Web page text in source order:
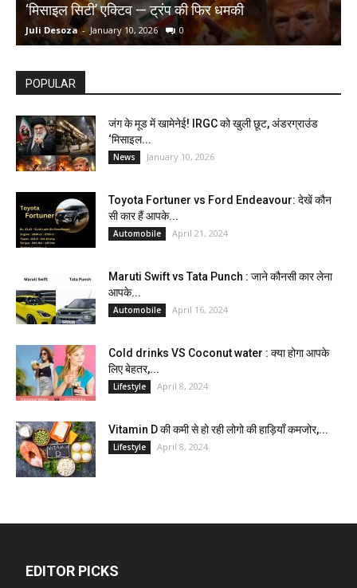
‘मिसाइल सिटी’ एक्टिव — ट्रंप की फिर धमकी
Juli Desoza - January 10, 2026 0
POPULAR
जंग के मूड में खामेनेई! IRGC को खुली छूट, अंडरग्राउंड
‘मिसाइल...
News January 10, 2026
Toyota Fortuner vs Ford Endeavour: देखें कौन
सी कार हैं आपके...
Automobile April 21, 2024
Maruti Swift vs Tata Punch : जाने कौनसी कार लेना
आपके...
Automobile April 16, 2024
Cold drinks VS Coconut water : क्या होगा आपके
लिए बेहतर,...
Lifestyle April 8, 2024
Vitamin D की कमी से हो रही लोगो की हाड़ियाँ कमजोर,...
Lifestyle April 8, 2024
EDITOR PICKS